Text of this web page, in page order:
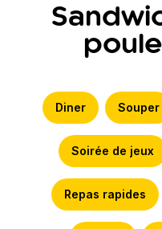
Diner Souper
Soirée de jeux
Repas rapides